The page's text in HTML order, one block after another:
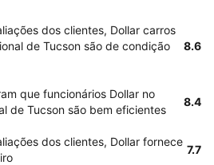
dos clientes, Dollar carros
de Tucson são de condição
8.6
que funcionários Dollar no
de Tucson são bem eficientes
8.4
dos clientes, Dollar fornece
7.7